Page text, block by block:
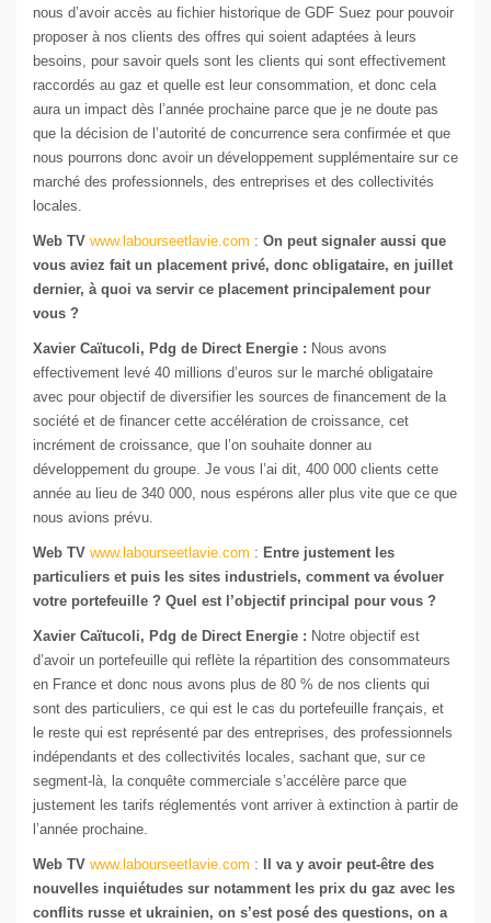
nous d’avoir accès au fichier historique de GDF Suez pour pouvoir
proposer à nos clients des offres qui soient adaptées à leurs
besoins, pour savoir quels sont les clients qui sont effectivement
raccordés au gaz et quelle est leur consommation, et donc cela
aura un impact dès l’année prochaine parce que je ne doute pas
que la décision de l’autorité de concurrence sera confirmée et que
nous pourrons donc avoir un développement supplémentaire sur ce
marché des professionnels, des entreprises et des collectivités
locales.
Web TV www.labourseetlavie.com : On peut signaler aussi que
vous aviez fait un placement privé, donc obligataire, en juillet
dernier, à quoi va servir ce placement principalement pour
vous ?
Xavier Caïtucoli, Pdg de Direct Energie : Nous avons
effectivement levé 40 millions d’euros sur le marché obligataire
avec pour objectif de diversifier les sources de financement de la
société et de financer cette accélération de croissance, cet
incrément de croissance, que l’on souhaite donner au
développement du groupe. Je vous l’ai dit, 400 000 clients cette
année au lieu de 340 000, nous espérons aller plus vite que ce que
nous avions prévu.
Web TV www.labourseetlavie.com : Entre justement les
particuliers et puis les sites industriels, comment va évoluer
votre portefeuille ? Quel est l’objectif principal pour vous ?
Xavier Caïtucoli, Pdg de Direct Energie : Notre objectif est
d’avoir un portefeuille qui reflète la répartition des consommateurs
en France et donc nous avons plus de 80 % de nos clients qui
sont des particuliers, ce qui est le cas du portefeuille français, et
le reste qui est représenté par des entreprises, des professionnels
indépendants et des collectivités locales, sachant que, sur ce
segment-là, la conquête commerciale s’accélère parce que
justement les tarifs réglementés vont arriver à extinction à partir de
l’année prochaine.
Web TV www.labourseetlavie.com :
Il va y avoir peut-être des
nouvelles inquiétudes sur notamment les prix du gaz avec les
conflits russe et ukrainien, on s’est posé des questions, on a